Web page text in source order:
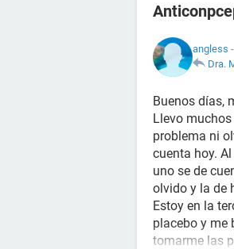
angless
Dra.
Buenos días,
Llevo
problema ni
cuenta hoy.
uno se de
olvido y la de
Estoy en la
placebo y me
tomarme las